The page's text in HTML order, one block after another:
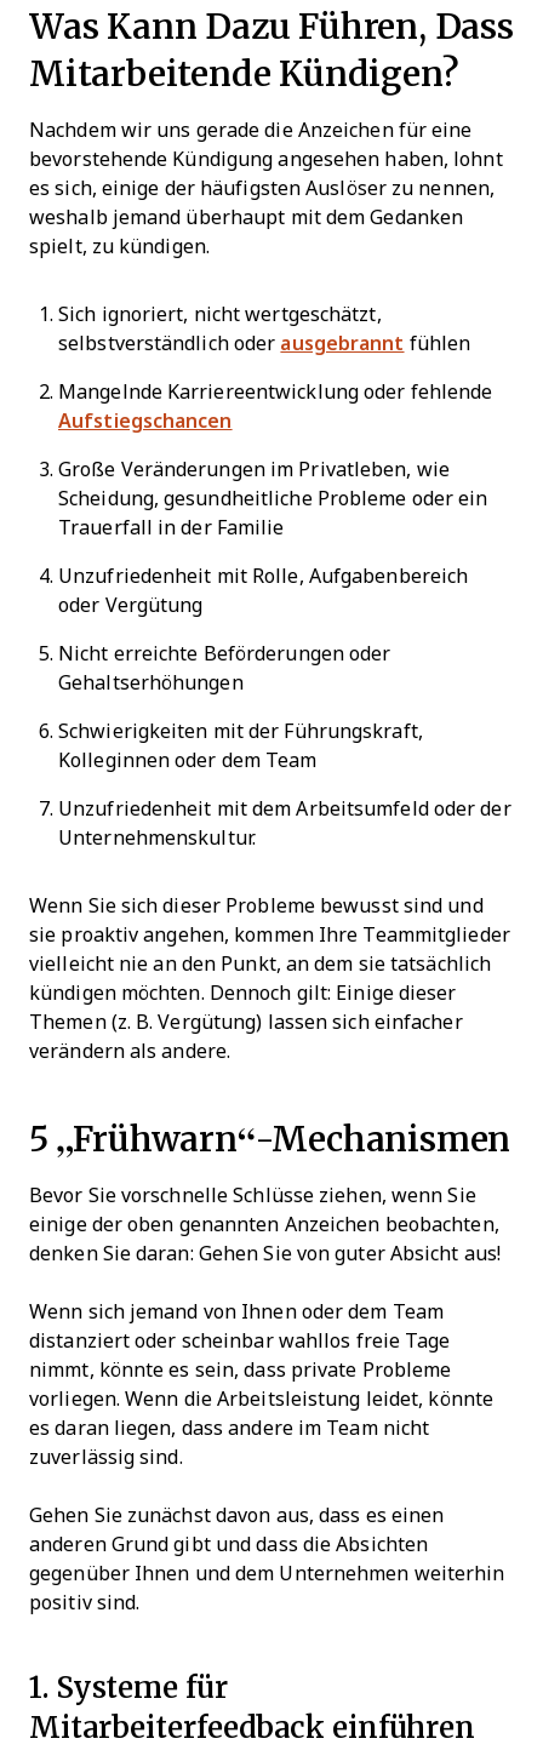
Was Kann Dazu Führen, Dass
Mitarbeitende Kündigen?
Nachdem wir uns gerade die Anzeichen für eine
bevorstehende Kündigung angesehen haben, lohnt
es sich, einige der häufigsten Auslöser zu nennen,
weshalb jemand überhaupt mit dem Gedanken
spielt, zu kündigen.
Sich ignoriert, nicht wertgeschätzt,
selbstverständlich oder ausgebrannt fühlen
Mangelnde Karriereentwicklung oder fehlende
Aufstiegschancen
Große Veränderungen im Privatleben, wie
Scheidung, gesundheitliche Probleme oder ein
Trauerfall in der Familie
Unzufriedenheit mit Rolle, Aufgabenbereich
oder Vergütung
Nicht erreichte Beförderungen oder
Gehaltserhöhungen
Schwierigkeiten mit der Führungskraft,
Kolleginnen oder dem Team
Unzufriedenheit mit dem Arbeitsumfeld oder der
Unternehmenskultur.
Wenn Sie sich dieser Probleme bewusst sind und
sie proaktiv angehen, kommen Ihre Teammitglieder
vielleicht nie an den Punkt, an dem sie tatsächlich
kündigen möchten. Dennoch gilt: Einige dieser
Themen (z. B. Vergütung) lassen sich einfacher
verändern als andere.
5 „Frühwarn“-Mechanismen
Bevor Sie vorschnelle Schlüsse ziehen, wenn Sie
einige der oben genannten Anzeichen beobachten,
denken Sie daran: Gehen Sie von guter Absicht aus!
Wenn sich jemand von Ihnen oder dem Team
distanziert oder scheinbar wahllos freie Tage
nimmt, könnte es sein, dass private Probleme
vorliegen. Wenn die Arbeitsleistung leidet, könnte
es daran liegen, dass andere im Team nicht
zuverlässig sind.
Gehen Sie zunächst davon aus, dass es einen
anderen Grund gibt und dass die Absichten
gegenüber Ihnen und dem Unternehmen weiterhin
positiv sind.
1. Systeme für
Mitarbeiterfeedback einführen